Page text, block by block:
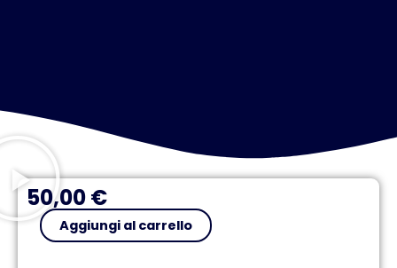
50,00€
Pytorch
quantità
Aggiungi al carrello